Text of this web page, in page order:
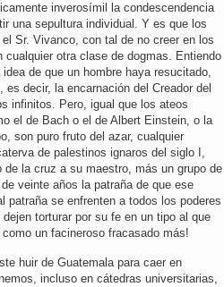
inverosímil la condescendencia
una sepultura individual. Y es que los
Sr. Vivanco, con tal de no creer en los
otra clase de dogmas. Entiendo
de que un hombre haya resucitado,
decir, la encarnación del Creador del
infinitos. Pero, igual que los ateos
el de Bach o el de Albert Einstein, o la
son puro fruto del azar, cualquier
de palestinos ignaros del siglo I,
la cruz a su maestro, más un grupo de
veinte años la patraña de que ese
patraña se enfrenten a todos los poderes
torturar por su fe en un tipo al que
un facineroso fracasado más!
huir de Guatemala para caer en
incluso en cátedras universitarias,